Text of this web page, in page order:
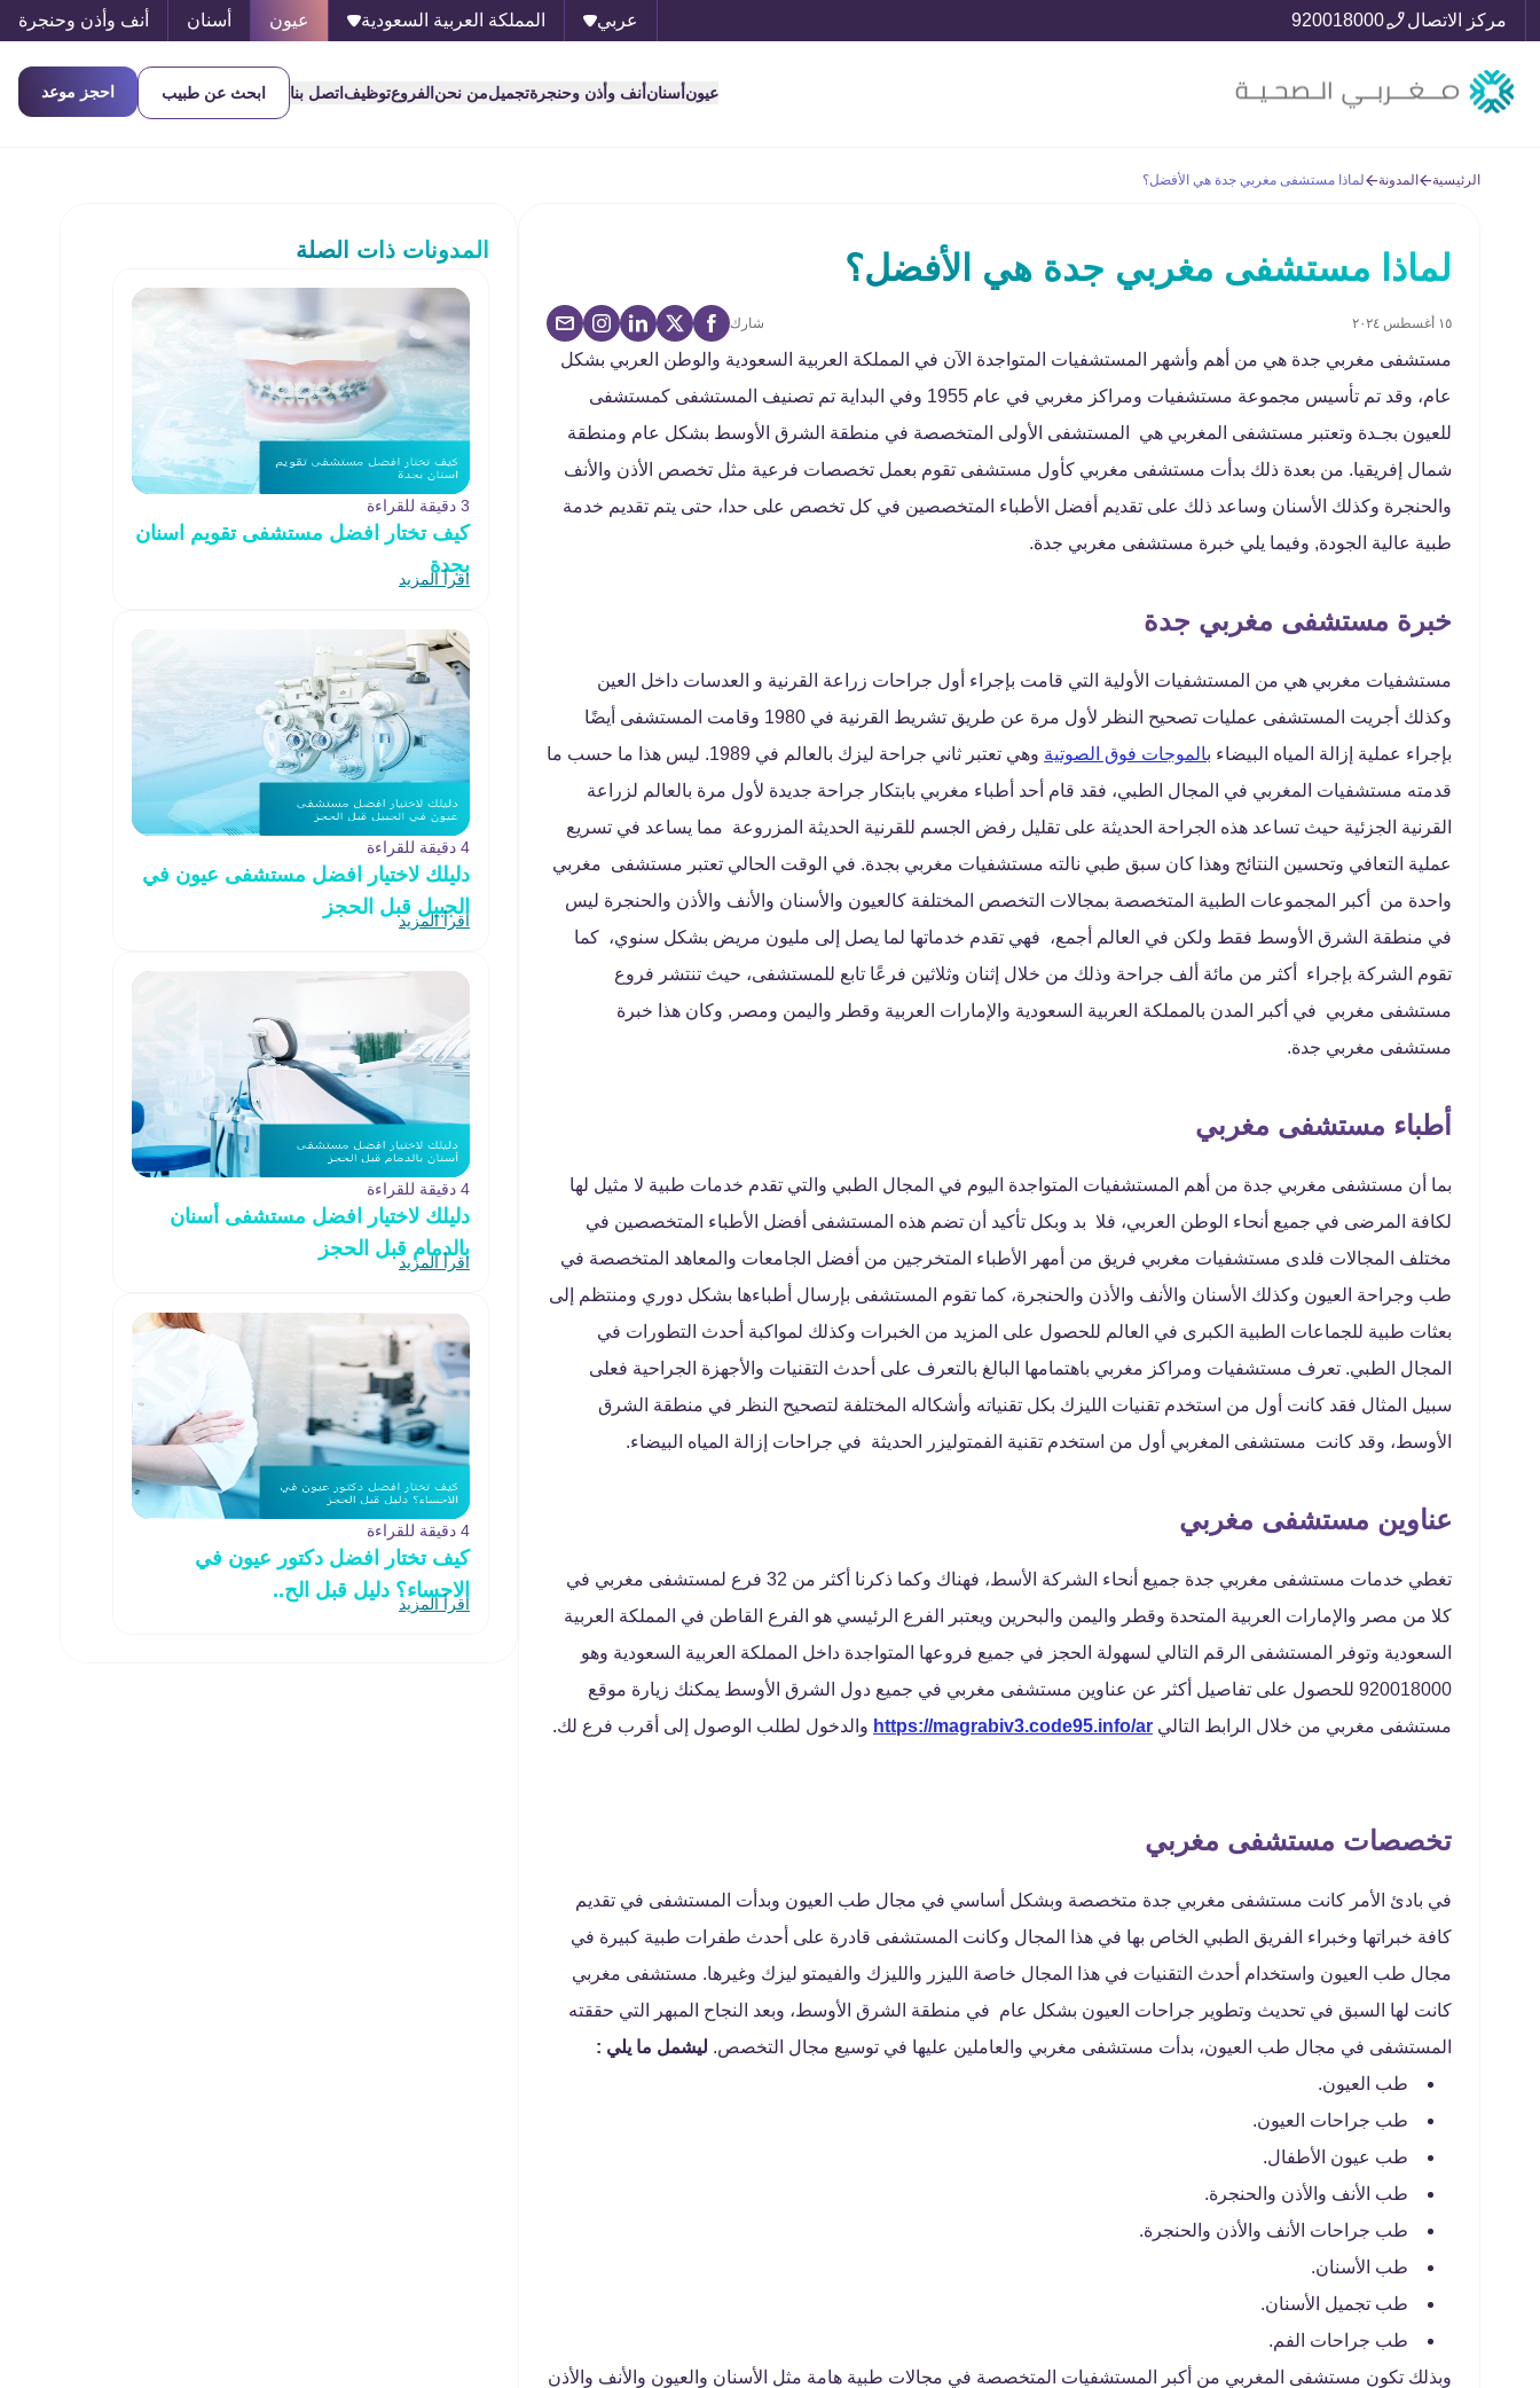
مركز الاتصال 920018000 عربي المملكة العربية السعودية عيون أسنان أنف وأذن وحنجرة
عيون أسنان أنف وأذن وحنجرةتجميلمن نحن الفروعتوظيف اتصل بنا ابحث عن طبيب احجز موعد
الرئيسية المدونة لماذا مستشفى مغربي جدة هي الأفضل؟
لماذا مستشفى مغربي جدة هي الأفضل؟
١٥ أغسطس ٢٠٢٤ شارك
مستشفى مغربي جدة هي من أهم وأشهر المستشفيات المتواجدة الآن في المملكة العربية السعودية والوطن العربي بشكل
عام، وقد تم تأسيس مجموعة مستشفيات ومراكز مغربي في عام 1955 وفي البداية تم تصنيف المستشفى كمستشفى
للعيون بجـدة وتعتبر مستشفى المغربي هي المستشفى الأولى المتخصصة في منطقة الشرق الأوسط بشكل عام ومنطقة
شمال إفريقيا. من بعدة ذلك بدأت مستشفى مغربي كأول مستشفى تقوم بعمل تخصصات فرعية مثل تخصص الأذن والأنف
والحنجرة وكذلك الأسنان وساعد ذلك على تقديم أفضل الأطباء المتخصصين في كل تخصص على حدا، حتى يتم تقديم خدمة
طبية عالية الجودة, وفيما يلي خبرة مستشفى مغربي جدة.
خبرة مستشفى مغربي جدة
مستشفيات مغربي هي من المستشفيات الأولية التي قامت بإجراء أول جراحات زراعة القرنية و العدسات داخل العين
وكذلك أجريت المستشفى عمليات تصحيح النظر لأول مرة عن طريق تشريط القرنية في 1980 وقامت المستشفى أيضًا
بإجراء عملية إزالة المياه البيضاء بالموجات فوق الصوتية
وهي تعتبر ثاني جراحة ليزك بالعالم في 1989. ليس هذا ما حسب ما
قدمته مستشفيات المغربي في المجال الطبي، فقد قام أحد أطباء مغربي بابتكار جراحة جديدة لأول مرة بالعالم لزراعة
القرنية الجزئية حيث تساعد هذه الجراحة الحديثة على تقليل رفض الجسم للقرنية الحديثة المزروعة مما يساعد في تسريع
عملية التعافي وتحسين النتائج وهذا كان سبق طبي نالته مستشفيات مغربي بجدة. في الوقت الحالي تعتبر مستشفى مغربي
واحدة من أكبر المجموعات الطبية المتخصصة بمجالات التخصص المختلفة كالعيون والأسنان والأنف والأذن والحنجرة ليس
في منطقة الشرق الأوسط فقط ولكن في العالم أجمع، فهي تقدم خدماتها لما يصل إلى مليون مريض بشكل سنوي، كما
تقوم الشركة بإجراء أكثر من مائة ألف جراحة وذلك من خلال إثنان وثلاثين فرعًا تابع للمستشفى، حيث تنتشر فروع
مستشفى مغربي في أكبر المدن بالمملكة العربية السعودية والإمارات العربية وقطر واليمن ومصر, وكان هذا خبرة
مستشفى مغربي جدة.
أطباء مستشفى مغربي
بما أن مستشفى مغربي جدة من أهم المستشفيات المتواجدة اليوم في المجال الطبي والتي تقدم خدمات طبية لا مثيل لها
لكافة المرضى في جميع أنحاء الوطن العربي، فلا بد وبكل تأكيد أن تضم هذه المستشفى أفضل الأطباء المتخصصين في
مختلف المجالات فلدى مستشفيات مغربي فريق من أمهر الأطباء المتخرجين من أفضل الجامعات والمعاهد المتخصصة في
طب وجراحة العيون وكذلك الأسنان والأنف والأذن والحنجرة، كما تقوم المستشفى بإرسال أطباءها بشكل دوري ومنتظم إلى
بعثات طبية للجماعات الطبية الكبرى في العالم للحصول على المزيد من الخبرات وكذلك لمواكبة أحدث التطورات في
المجال الطبي. تعرف مستشفيات ومراكز مغربي باهتمامها البالغ بالتعرف على أحدث التقنيات والأجهزة الجراحية فعلى
سبيل المثال فقد كانت أول من استخدم تقنيات الليزك بكل تقنياته وأشكاله المختلفة لتصحيح النظر في منطقة الشرق
الأوسط، وقد كانت مستشفى المغربي أول من استخدم تقنية الفمتوليزر الحديثة في جراحات إزالة المياه البيضاء.
عناوين مستشفى مغربي
تغطي خدمات مستشفى مغربي جدة جميع أنحاء الشركة الأسط، فهناك وكما ذكرنا أكثر من 32 فرع لمستشفى مغربي في
كلا من مصر والإمارات العربية المتحدة وقطر واليمن والبحرين ويعتبر الفرع الرئيسي هو الفرع القاطن في المملكة العربية
السعودية وتوفر المستشفى الرقم التالي لسهولة الحجز في جميع فروعها المتواجدة داخل المملكة العربية السعودية وهو
920018000 للحصول على تفاصيل أكثر عن عناوين مستشفى مغربي في جميع دول الشرق الأوسط يمكنك زيارة موقع
مستشفى مغربي من خلال الرابط التالي https://magrabiv3.code95.info/ar والدخول لطلب الوصول إلى أقرب فرع لك.
تخصصات مستشفى مغربي
في بادئ الأمر كانت مستشفى مغربي جدة متخصصة وبشكل أساسي في مجال طب العيون وبدأت المستشفى في تقديم
كافة خبراتها وخبراء الفريق الطبي الخاص بها في هذا المجال وكانت المستشفى قادرة على أحدث طفرات طبية كبيرة في
مجال طب العيون واستخدام أحدث التقنيات في هذا المجال خاصة الليزر والليزك والفيمتو ليزك وغيرها. مستشفى مغربي
كانت لها السبق في تحديث وتطوير جراحات العيون بشكل عام في منطقة الشرق الأوسط، وبعد النجاح المبهر التي حققته
المستشفى في مجال طب العيون، بدأت مستشفى مغربي والعاملين عليها في توسيع مجال التخصص. ليشمل ما يلي :
طب العيون.
طب جراحات العيون.
طب عيون الأطفال.
طب الأنف والأذن والحنجرة.
طب جراحات الأنف والأذن والحنجرة.
طب الأسنان.
طب تجميل الأسنان.
طب جراحات الفم.
وبذلك تكون مستشفى المغربي من أكبر المستشفيات المتخصصة في مجالات طبية هامة مثل الأسنان والعيون والأنف والأذن
المدونات ذات الصلة
3 دقيقة للقراءة
كيف تختار افضل مستشفى تقويم اسنان
بجدة
اقرأ المزيد
4 دقيقة للقراءة
دليلك لاختيار افضل مستشفى عيون في
الجبيل قبل الحجز
اقرأ المزيد
4 دقيقة للقراءة
دليلك لاختيار افضل مستشفى أسنان
بالدمام قبل الحجز
اقرأ المزيد
4 دقيقة للقراءة
كيف تختار افضل دكتور عيون في
الاحساء؟ دليل قبل الح..
اقرأ المزيد